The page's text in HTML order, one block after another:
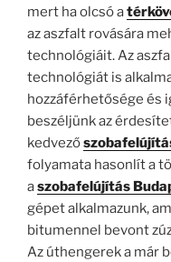
mert ha olcsó a
az aszfalt rovására
technológiáit. Az
technológiát is
hozzáférhetősége és
beszéljünk az
kedvező
folyamata hasonlít a
aszobafelújítás
gépet alkalmazunk,
bitumennel bevont
Az úthengerek a már